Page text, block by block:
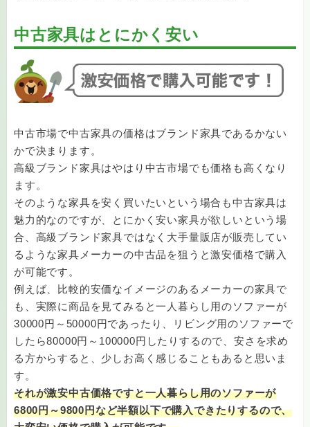
中古家具はとにかく安い
中古市場で中古家具の価格はブランド家具であるかない
かで決まります。
高級ブランド家具はやはり中古市場でも価格も高くなり
ます。
そのような家具を安く買いたいという場合も中古家具は
魅力的なのですが、とにかく安い家具が欲しいという場
合、高級ブランド家具ではなく大手量販店が販売してい
るような家具メーカーの中古品を狙うと激安価格で購入
が可能です。
例えば、比較的安価なイメージのあるメーカーの家具で
も、実際に商品を見てみると一人暮らし用のソファーが
30000円～50000円であったり、リビング用のソファーで
したら80000円～100000円したりするので、安さを求め
る方からすると、少しお高く感じることもあると思いま
す。
それが激安中古価格ですと一人暮らし用のソファーが
6800円～9800円など半額以下で購入できたりするので、